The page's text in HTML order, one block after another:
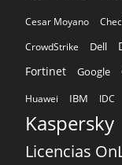
Cesar Moyano
CrowdStrike
Dell
Fortinet Google
Huawei IBM IDC
Kaspersky
Licencias